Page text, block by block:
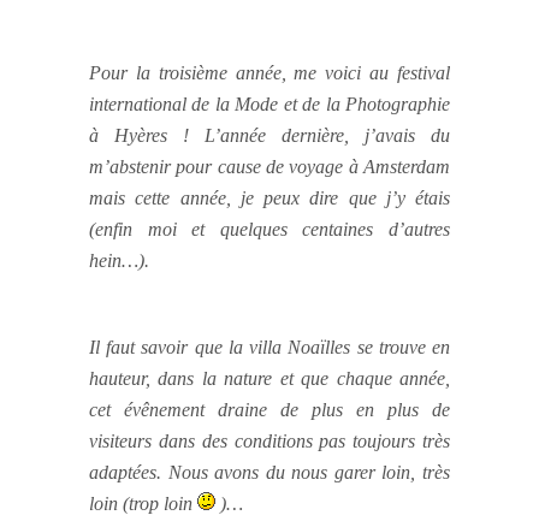
Pour la troisième année, me voici au festival
international de la Mode et de la Photographie
à Hyères ! L’année dernière, j’avais du
m’abstenir pour cause de voyage à Amsterdam
mais cette année, je peux dire que j’y étais
(enfin moi et quelques centaines d’autres
hein…).
Il faut savoir que la villa Noaïlles se trouve en
hauteur, dans la nature et que chaque année,
cet évênement draine de plus en plus de
visiteurs dans des conditions pas toujours très
adaptées. Nous avons du nous garer loin, très
loin (trop loin
)…